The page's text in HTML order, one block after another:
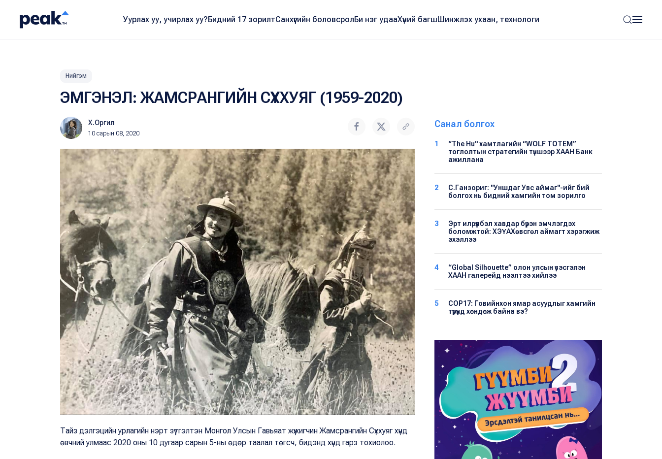
Уурлах уу, учирлах уу?Бидний 17 зорилтСанхүүгийн боловсролБи нэг удааХүний багшШинжлэх ухаан, технологи
Нийгэм
ЭМГЭНЭЛ: ЖАМСРАНГИЙН СҮХХУЯГ (1959-2020)
Х.Оргил
10 сарын 08, 2020
Тайз дэлгэцийн урлагийн нэрт зүтгэлтэн Монгол Улсын Гавьяат жүжигчин Жамсрангийн Сүххуяг хүнд
өвчний улмаас 2020 оны 10 дугаар сарын 5-ны өдөр таалал төгсч, бидэнд хүнд гарз тохиолоо.
Санал болгох
1
“The Hu" хамтлагийн “WOLF TOTEM”
тоглолтын стратегийн түншээр ХААН Банк
ажиллана
2
С.Ганзориг: "Уншдаг Увс аймаг"-ийг бий
болгох нь бидний хамгийн том зорилго
3
Эрт илрүүлбэл хавдар бүрэн эмчлэгдэх
боломжтой: ХЭҮА​Хөвсгөл аймагт хэрэгжиж
эхэллээ
4
“Global Silhouette” олон улсын үзэсгэлэн
ХААН галерейд нээлтээ хийлээ
5
COP17: Говийнхон ямар асуудлыг хамгийн
түрүүнд хөндөж байна вэ?